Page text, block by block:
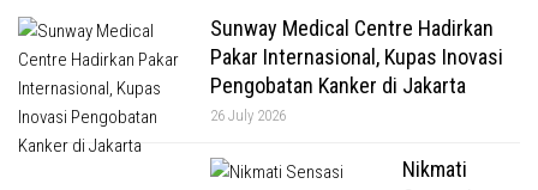
Sunway Medical Centre Hadirkan
Pakar Internasional, Kupas Inovasi
Pengobatan Kanker di Jakarta
26 July 2026
Nikmati